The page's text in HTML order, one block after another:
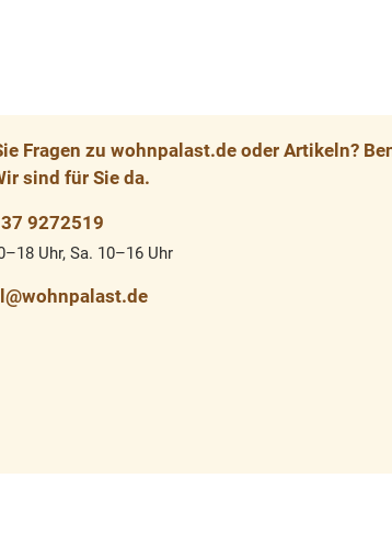
Fragen zu wohnpalast.de oder Artikeln?
sind für Sie da.
9272519
Uhr, Sa. 10–16 Uhr